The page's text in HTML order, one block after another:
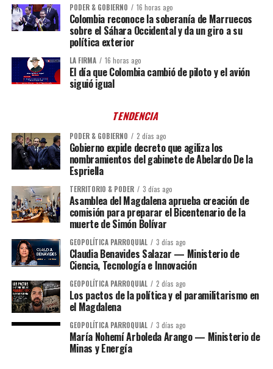
PODER & GOBIERNO 16 horas ago
Colombia reconoce la soberanía de Marruecos
sobre el Sáhara Occidental y da un giro a su
política exterior
LA FIRMA 16 horas ago
El día que Colombia cambió de piloto y el avión
siguió igual
TENDENCIA
PODER & GOBIERNO 2 días ago
Gobierno expide decreto que agiliza los
nombramientos del gabinete de Abelardo De la
Espriella
TERRITORIO & PODER 3 días ago
Asamblea del Magdalena aprueba creación de
comisión para preparar el Bicentenario de la
muerte de Simón Bolívar
GEOPOLÍTICA PARROQUIAL 3 días ago
Claudia Benavides Salazar — Ministerio de
Ciencia, Tecnología e Innovación
GEOPOLÍTICA PARROQUIAL 2 días ago
Los pactos de la política y el paramilitarismo en
el Magdalena
GEOPOLÍTICA PARROQUIAL 3 días ago
María Nohemí Arboleda Arango — Ministerio de
Minas y Energía